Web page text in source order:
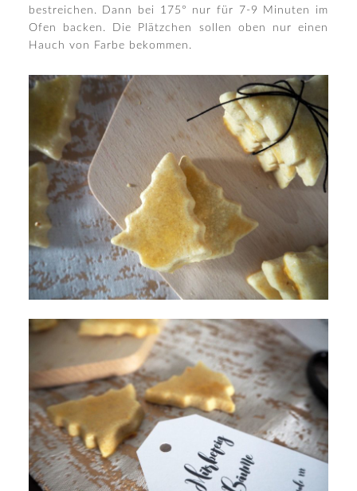
bestreichen. Dann bei 175° nur für 7-9 Minuten im
Ofen backen. Die Plätzchen sollen oben nur einen
Hauch von Farbe bekommen.